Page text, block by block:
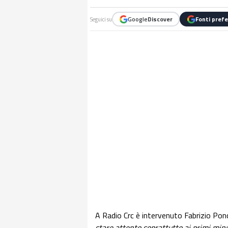
Seguici su GoogleDiscover Fonti
A Radio Crc è intervenuto Fabrizio